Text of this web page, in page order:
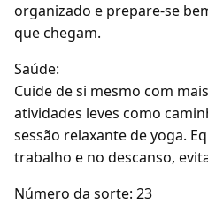
organizado e prepare-se
que chegam.
Saúde:
Cuide de si mesmo com
atividades leves como
sessão relaxante de yoga.
trabalho e no descanso,
Número da sorte: 23